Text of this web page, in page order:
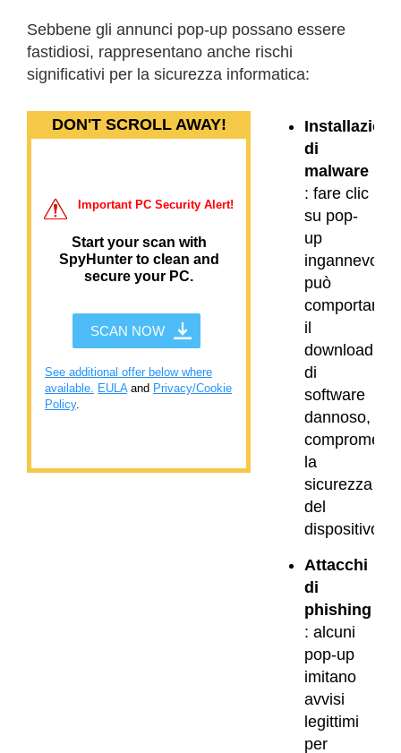
Sebbene gli annunci pop-up possano essere
fastidiosi, rappresentano anche rischi
significativi per la sicurezza informatica:
DON'T SCROLL AWAY!
Important PC Security Alert!
Start your scan with
SpyHunter to clean and
secure your PC.
SCAN NOW
See additional offer below where
available. EULAand Privacy/Cookie
Policy.
Installazione
di
malware
: fare clic
su pop-
up
ingannevoli
può
comportare
il
download
di
software
dannoso,
la
sicurezza
del
dispositivo.
Attacchi
di
phishing
: alcuni
pop-up
imitano
avvisi
legittimi
per